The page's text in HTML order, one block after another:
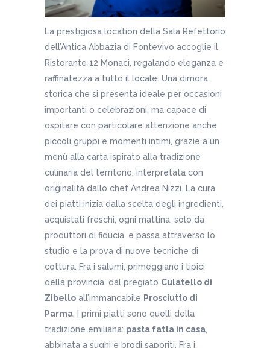
La prestigiosa location della Sala Refettorio
dell’Antica Abbazia di Fontevivo accoglie il
Ristorante 12 Monaci, regalando eleganza e
raffinatezza a tutto il locale. Una dimora
storica che si presenta ideale per occasioni
importanti o celebrazioni, ma capace di
ospitare con particolare attenzione anche
piccoli gruppi e momenti intimi, grazie a un
menù alla carta ispirato alla tradizione
culinaria del territorio, interpretata con
originalità dallo chef Andrea Nizzi. La cura
dei piatti inizia dalla scelta degli ingredienti,
acquistati freschi, ogni mattina, solo da
produttori di fiducia, e passa attraverso lo
studio e la prova di nuove tecniche di
cottura. Fra i salumi, primeggiano i tipici
della provincia, dal pregiato Culatello di
Zibello all’immancabile Prosciutto di
Parma . I primi piatti sono quelli della
tradizione emiliana: pasta fatta in casa
abbinata a sughi e brodi saporiti. Fra i